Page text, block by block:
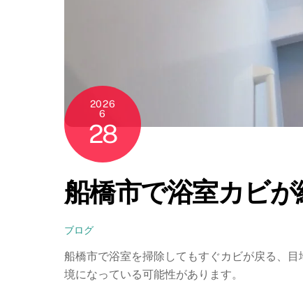
2026
6
28
船橋市で浴室カビ
ブログ
船橋市で浴室を掃除してもすぐカビが戻る、
境になっている可能性があります。